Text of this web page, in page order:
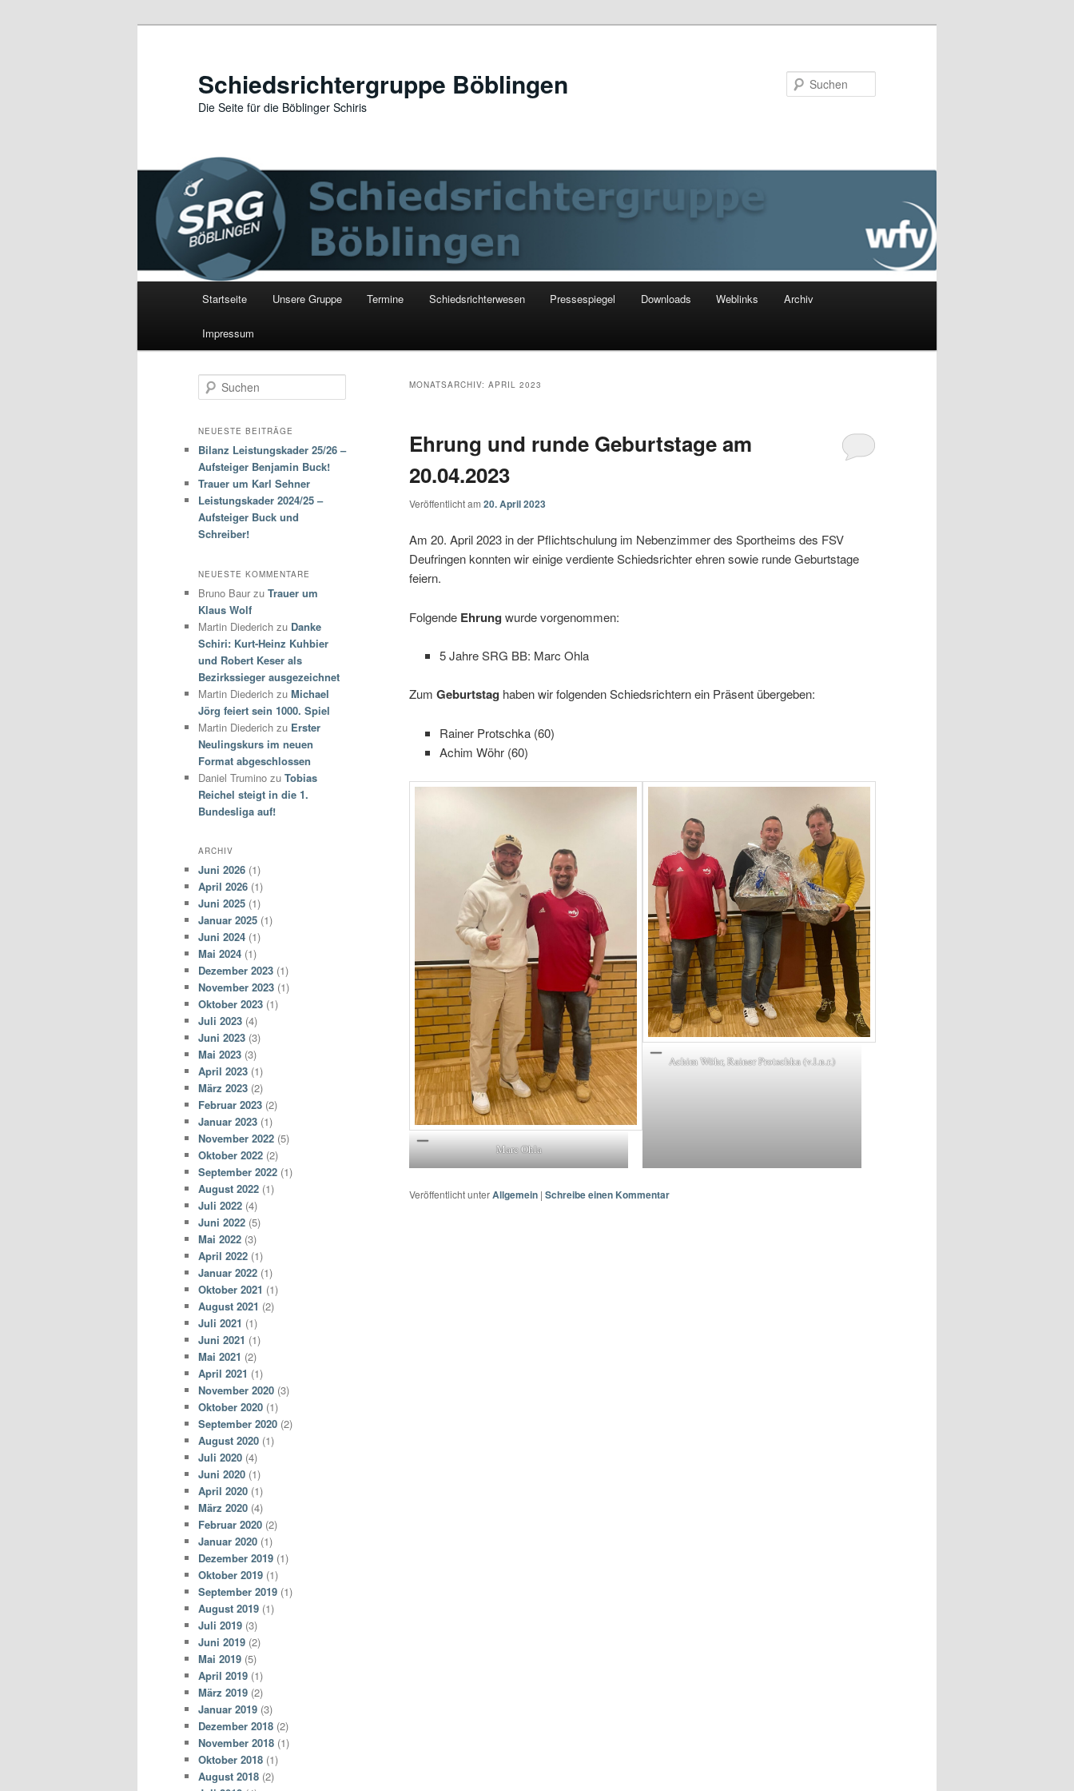
Schiedsrichtergruppe Böblingen
Die Seite für die Böblinger Schiris
Startseite Unsere Gruppe Termine Schiedsrichterwesen Pressespiegel Downloads Weblinks Archiv
Impressum
MONATSARCHIV: APRIL 2023
Ehrung und runde Geburtstage am
20.04.2023
Veröffentlicht am 20. April 2023
Am 20. April 2023 in der Pflichtschulung im Nebenzimmer des Sportheims des FSV
Deufringen konnten wir einige verdiente Schiedsrichter ehren sowie runde Geburtstage
feiern.
Folgende Ehrung wurde vorgenommen:
5 Jahre SRG BB: Marc Ohla
Zum Geburtstag haben wir folgenden Schiedsrichtern ein Präsent übergeben:
Rainer Protschka (60)
Achim Wöhr (60)
Marc Ohla
Achim Wöhr, Rainer Protschka (v.l.n.r.)
Veröffentlicht unterAllgemein | Schreibe einen Kommentar
u
h
n
NEUESTE BEITRÄGE
Bilanz Leistungskader 25/26 –
Aufsteiger Benjamin Buck!
Trauer um Karl Sehner
Leistungskader 2024/25 –
Aufsteiger Buck und
Schreiber!
NEUESTE KOMMENTARE
Bruno Baur zu Trauer um
Klaus Wolf
Martin Diederich zu Danke
Schiri: Kurt-Heinz Kuhbier
und Robert Keser als
Bezirkssieger ausgezeichnet
Martin Diederich zu Michael
Jörg feiert sein 1000. Spiel
Martin Diederich zu Erster
Neulingskurs im neuen
Format abgeschlossen
Daniel Trumino zu Tobias
Reichel steigt in die 1.
Bundesliga auf!
ARCHIV
Juni 2026 (1)
April 2026 (1)
Juni 2025 (1)
Januar 2025 (1)
Juni 2024 (1)
Mai 2024 (1)
Dezember 2023 (1)
November 2023 (1)
Oktober 2023 (1)
Juli 2023 (4)
Juni 2023 (3)
Mai 2023 (3)
April 2023 (1)
März 2023 (2)
Februar 2023 (2)
Januar 2023 (1)
November 2022 (5)
Oktober 2022 (2)
September 2022 (1)
August 2022 (1)
Juli 2022 (4)
Juni 2022 (5)
Mai 2022 (3)
April 2022 (1)
Januar 2022 (1)
Oktober 2021 (1)
August 2021 (2)
Juli 2021 (1)
Juni 2021 (1)
Mai 2021 (2)
April 2021 (1)
November 2020 (3)
Oktober 2020 (1)
September 2020 (2)
August 2020 (1)
Juli 2020 (4)
Juni 2020 (1)
April 2020 (1)
März 2020 (4)
Februar 2020 (2)
Januar 2020 (1)
Dezember 2019 (1)
Oktober 2019 (1)
September 2019 (1)
August 2019 (1)
Juli 2019 (3)
Juni 2019 (2)
Mai 2019 (5)
April 2019 (1)
März 2019 (2)
Januar 2019 (3)
Dezember 2018 (2)
November 2018 (1)
Oktober 2018 (1)
August 2018 (2)